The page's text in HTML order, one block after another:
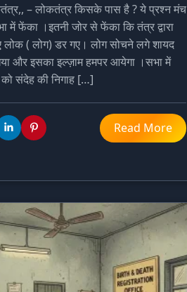
– लोकतंत्र किसके पास है ? ये प्रश्न मंच
में फेंका ।इतनी जोर से फेंका कि तंत्र द्वारा
लोक ( लोग) डर गए। लोग सोचने लगे शायद
और इसका इल्ज़ाम हमपर आयेगा ।सभा में
संदेह की निगाह […]
Read More